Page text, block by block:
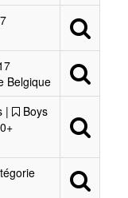
Belgique
|
Boys